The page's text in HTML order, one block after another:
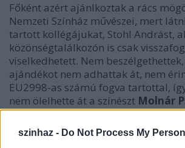
szinhaz - Do Not Process My
Főként azért ajánlkoztak a rács
Nemzeti Színház művészei, mert
tartott kollégájukat, Stohl Andrást,
közönségtalálkozón is csak
viselkedhetett. Nem
ajándékot nem adhattak át, nem
EU2998-as számú fogva tartottal,
nem ölelhette át a színészt Molnár
Bodrogi Gyulasem - írja ablikk.hu.